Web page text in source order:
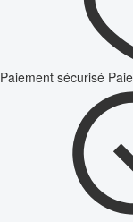
Paiement sécurisé